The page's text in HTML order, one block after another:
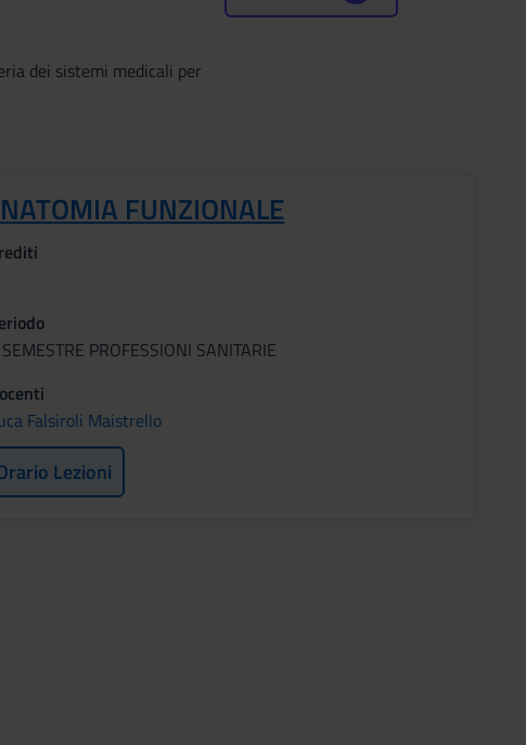
dei sistemi medicali per
FUNZIONALE
PROFESSIONI SANITARIE
Falsiroli Maistrello
Lezioni